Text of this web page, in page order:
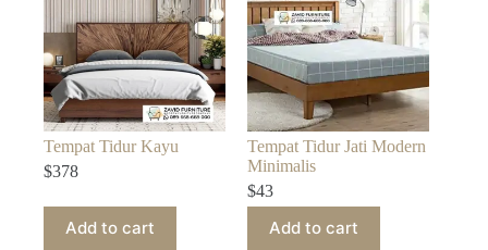
Tempat Tidur Kayu
$378
Add to cart
Tempat Tidur Jati Modern
Minimalis
$43
Add to cart